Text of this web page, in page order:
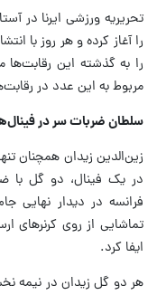
را آغاز کرده و هر روز با
مربوط به این عدد در
سلطان ضربات سر در
زین‌الدین زیدان همچنان
در یک فینال، دو گل با
ایفا کرد.
هر دو گل زیدان در نیمه